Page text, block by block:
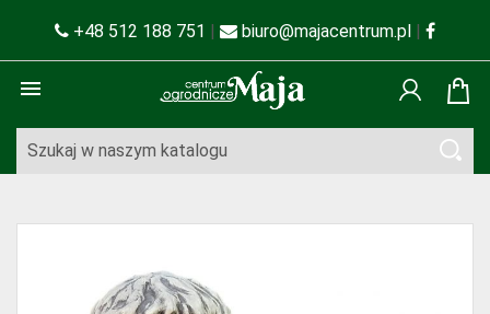
+48 512 188 751 | biuro@majacentrum.pl |
